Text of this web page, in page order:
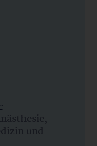
und